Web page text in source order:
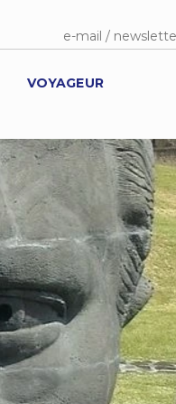
VOYAGEUR